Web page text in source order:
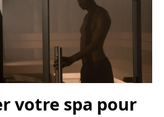
votre spa pour